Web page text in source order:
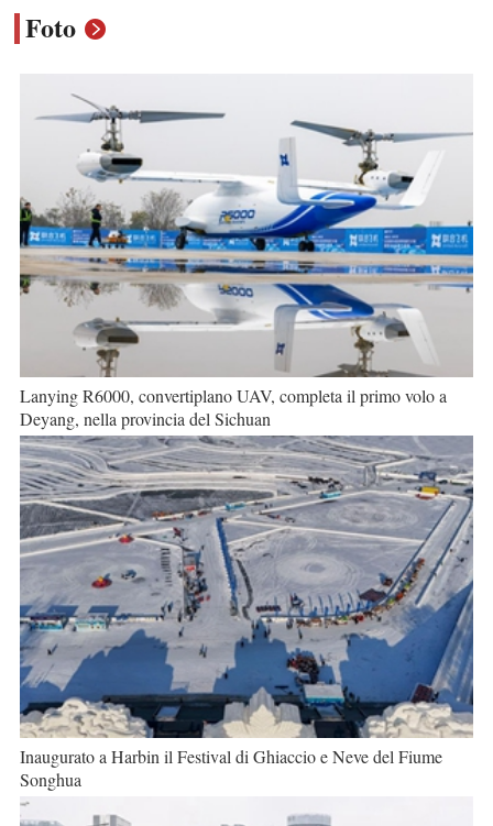
Foto
Lanying R6000, convertiplano UAV, completa il primo volo a
Deyang, nella provincia del Sichuan
Inaugurato a Harbin il Festival di Ghiaccio e Neve del Fiume
Songhua